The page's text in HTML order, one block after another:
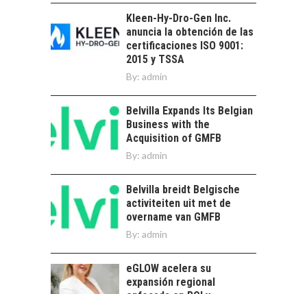
OPORTUNIDADES
PARA EL
DESARROLLO LOCAL
El Desierto de
Atacama: Motor
Desarrollo Turístico…
LA IMPORTANCIA DE
DIVERSIFICAR LAS
EXPORTACIONES
CHILENAS
La diversificación de
las exportaciones
chilenas: clave para un
crecimiento…
CHILE COMO HUB
TECNOLÓGICO DE
AMÉRICA LATINA:
AVANCES Y DESAFÍOS
tecnológico de
América Latina:
Kleen-Hy-Dro-Gen Inc.
anuncia la obtención de las
certificaciones ISO 9001:
2015 y TSSA
By: admin
Belvilla Expands Its Belgian
Business with the
Acquisition of GMFB
By: admin
Belvilla breidt Belgische
activiteiten uit met de
overname van GMFB
By: admin
eGLOW acelera su
expansión regional